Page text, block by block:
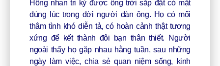
Hồng nhan tri kỷ được ông trời sắp đặt có mặt
đúng lúc trong đời người đàn ông. Họ có mối
thâm tình khó diễn tả, có hoàn cảnh thật tương
xứng để kết thành đôi bạn thân thiết. Người
ngoài thấy họ gặp nhau hằng tuần, sau những
ngày làm việc, chia sẻ quan niệm sống, kinh